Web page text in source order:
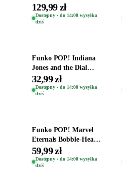
Oryginal
129,99 zł
Dostępny · do 14:00 wysyłka
dziś
Funko POP! Indiana
Jones and the Dial
Destiny Bobble-Head
Helena Shaw 1386
32,99 zł
Dostępny · do 14:00 wysyłka
dziś
Funko POP! Marvel
Eternals Bobble-Head
Oryginalna Figurka
Kro 737
59,99 zł
Dostępny · do 14:00 wysyłka
dziś